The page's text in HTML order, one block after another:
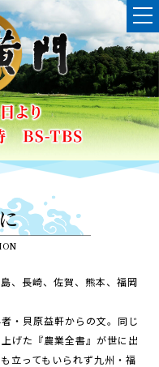
、長崎、佐賀、熊本、福岡
・貝原益軒からの文。同じ
げた『農業全書』が世に出
立ってもいられず九州・福